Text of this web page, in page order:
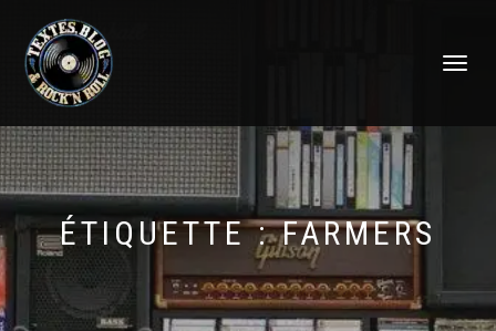
DÉPLIER
ÉTIQUETTE :FARMERS